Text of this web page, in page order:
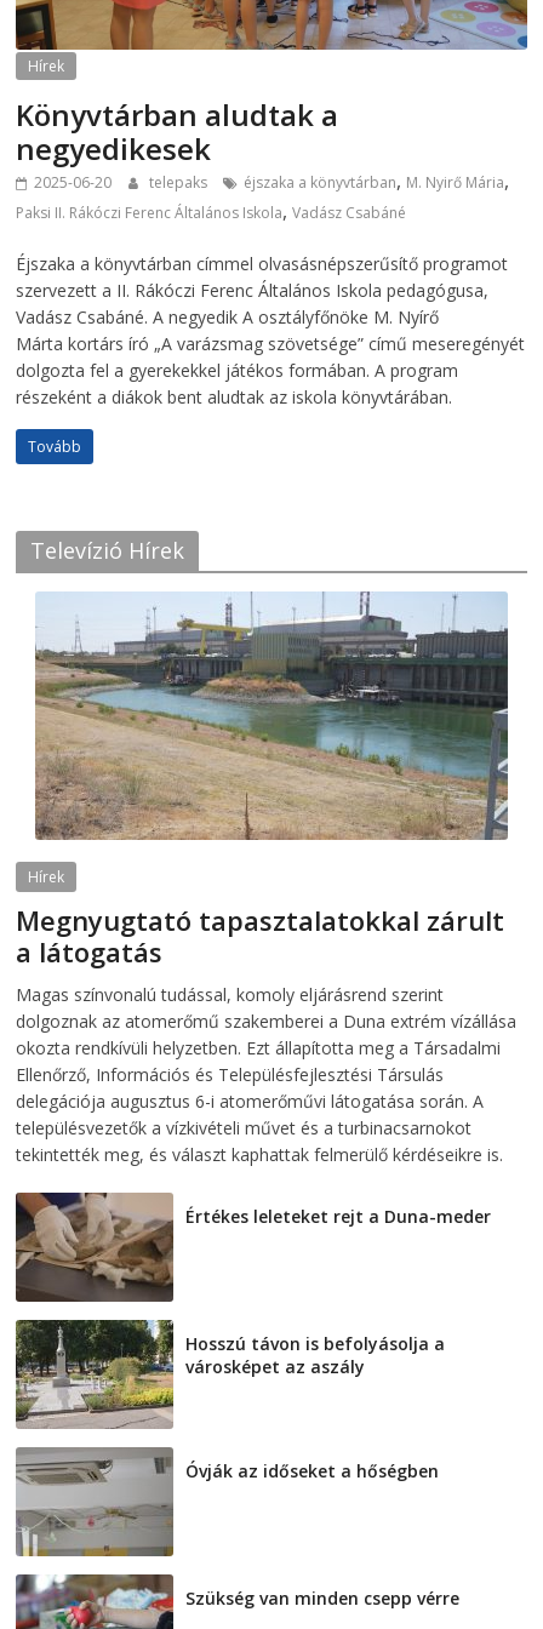
Hírek
Könyvtárban aludtak a
negyedikesek
2025-06-20 telepaks éjszaka a könyvtárban, M. Nyirő Mária,
Paksi II. Rákóczi Ferenc Általános Iskola,Vadász Csabáné
Éjszaka a könyvtárban címmel olvasásnépszerűsítő programot
szervezett a II. Rákóczi Ferenc Általános Iskola pedagógusa,
Vadász Csabáné. A negyedik A osztályfőnöke M. Nyírő
Márta kortárs író „A varázsmag szövetsége” című meseregényét
dolgozta fel a gyerekekkel játékos formában. A program
részeként a diákok bent aludtak az iskola könyvtárában.
Tovább
Televízió Hírek
Hírek
Megnyugtató tapasztalatokkal zárult
a látogatás
Magas színvonalú tudással, komoly eljárásrend szerint
dolgoznak az atomerőmű szakemberei a Duna extrém vízállása
okozta rendkívüli helyzetben. Ezt állapította meg a Társadalmi
Ellenőrző, Információs és Településfejlesztési Társulás
delegációja augusztus 6-i atomerőművi látogatása során. A
településvezetők a vízkivételi művet és a turbinacsarnokot
tekintették meg, és választ kaphattak felmerülő kérdéseikre is.
Értékes leleteket rejt a Duna-meder
Hosszú távon is befolyásolja a
városképet az aszály
Óvják az időseket a hőségben
Szükség van minden csepp vérre